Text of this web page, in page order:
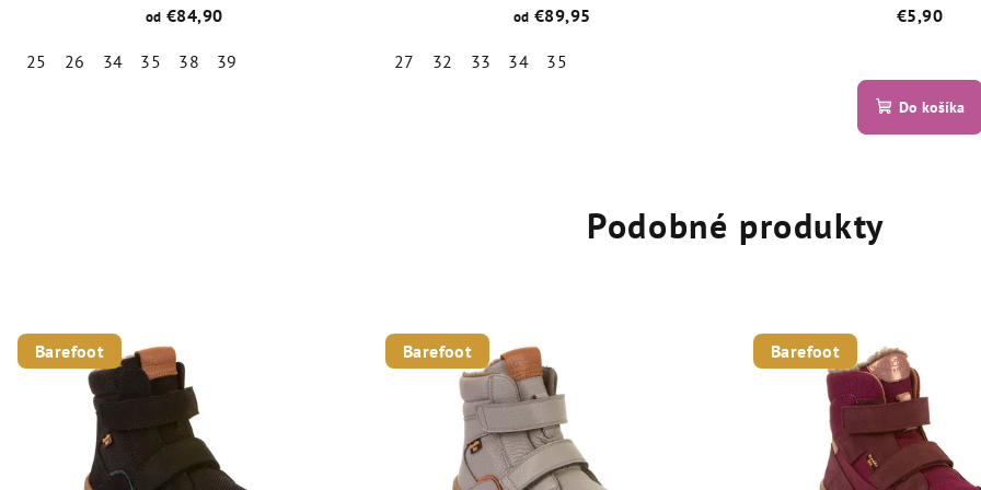
od €84,90
25 26 34 35 38 39
od €89,95
27 32 33 34 35
€5,90
produktu
je
Do košíka
Podobné produkty
Barefoot Barefoot Barefoot